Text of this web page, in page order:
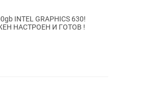
INTEL GRAPHICS 630!
НАСТРОЕН И ГОТОВ !